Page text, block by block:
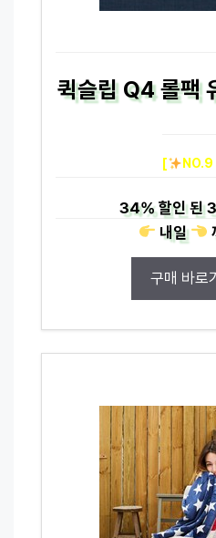
퀵슬립 Q4 롤팩
[ NO.9
34%할인 된
내일
구매 바로